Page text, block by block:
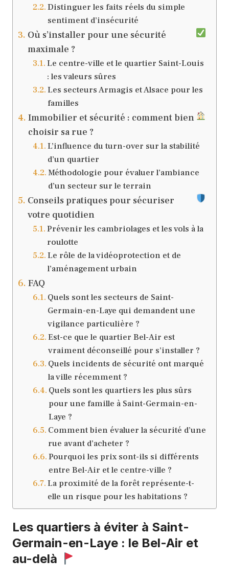
Distinguer les faits réels du simple
sentiment d’insécurité
Où s’installer pour une sécurité
maximale ?
Le centre-ville et le quartier Saint-Louis
: les valeurs sûres
Les secteurs Armagis et Alsace pour les
familles
Immobilier et sécurité : comment bien
choisir sa rue ?
L’influence du turn-over sur la stabilité
d’un quartier
Méthodologie pour évaluer l’ambiance
d’un secteur sur le terrain
Conseils pratiques pour sécuriser
votre quotidien
Prévenir les cambriolages et les vols à la
roulotte
Le rôle de la vidéoprotection et de
l’aménagement urbain
FAQ
Quels sont les secteurs de Saint-
Germain-en-Laye qui demandent une
vigilance particulière ?
Est-ce que le quartier Bel-Air est
vraiment déconseillé pour s’installer ?
Quels incidents de sécurité ont marqué
la ville récemment ?
Quels sont les quartiers les plus sûrs
pour une famille à Saint-Germain-en-
Laye ?
Comment bien évaluer la sécurité d’une
rue avant d’acheter ?
Pourquoi les prix sont-ils si différents
entre Bel-Air et le centre-ville ?
La proximité de la forêt représente-t-
elle un risque pour les habitations ?
Les quartiers à éviter à Saint-
Germain-en-Laye : le Bel-Air et
au-delà